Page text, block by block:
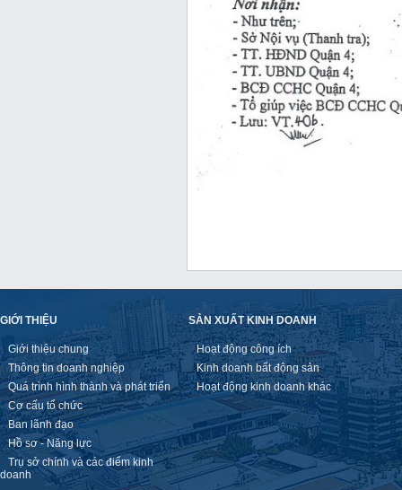
GIỚI THIỆU
Giới thiệu chung
Thông tin doanh nghiệp
Quá trình hình thành và phát triển
Cơ cấu tổ chức
Ban lãnh đạo
Hồ sơ - Năng lực
Trụ sở chính và các điểm kinh
doanh
SẢN XUẤT KINH DOANH
Hoạt động công ích
Kinh doanh bất động sản
Hoạt động kinh doanh khác